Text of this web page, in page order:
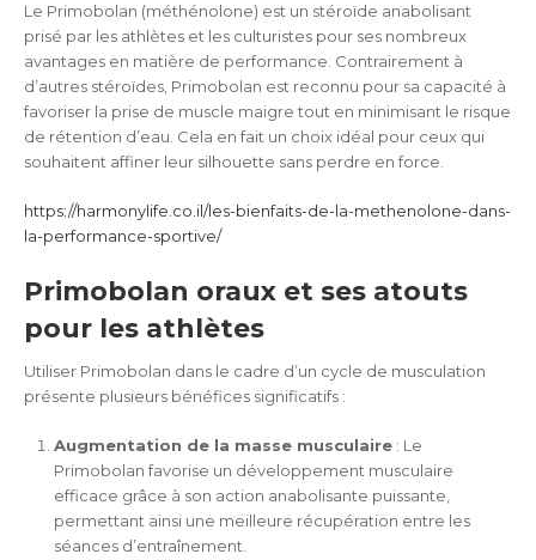
Le Primobolan (méthénolone) est un stéroïde anabolisant
prisé par les athlètes et les culturistes pour ses nombreux
avantages en matière de performance. Contrairement à
d’autres stéroïdes, Primobolan est reconnu pour sa capacité à
favoriser la prise de muscle maigre tout en minimisant le risque
de rétention d’eau. Cela en fait un choix idéal pour ceux qui
souhaitent affiner leur silhouette sans perdre en force.
https://harmonylife.co.il/les-bienfaits-de-la-methenolone-dans-
la-performance-sportive/
Primobolan oraux et ses atouts
pour les athlètes
Utiliser Primobolan dans le cadre d’un cycle de musculation
présente plusieurs bénéfices significatifs :
Augmentation de la masse musculaire : Le
Primobolan favorise un développement musculaire
efficace grâce à son action anabolisante puissante,
permettant ainsi une meilleure récupération entre les
séances d’entraînement.